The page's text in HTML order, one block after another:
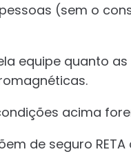
(sem o
equipe quanto
acima
de seguro